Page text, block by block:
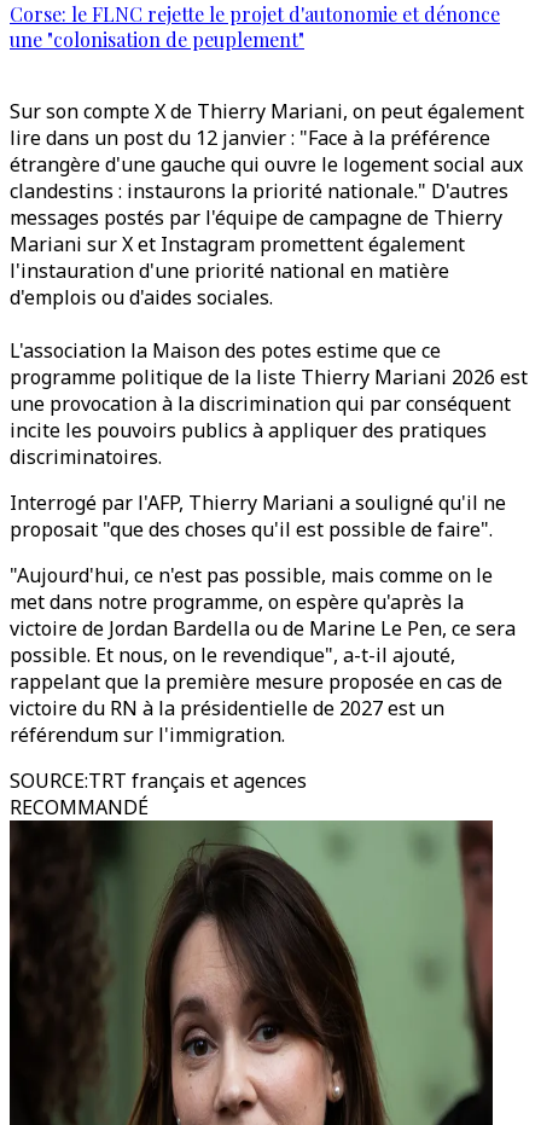
Corse: le FLNC rejette le projet d'autonomie et dénonce
une "colonisation de peuplement"
Sur son compte X de Thierry Mariani, on peut également
lire dans un post du 12 janvier : "Face à la préférence
étrangère d'une gauche qui ouvre le logement social aux
clandestins : instaurons la priorité nationale." D'autres
messages postés par l'équipe de campagne de Thierry
Mariani sur X et Instagram promettent également
l'instauration d'une priorité national en matière
d'emplois ou d'aides sociales.
L'association la Maison des potes estime que ce
programme politique de la liste Thierry Mariani 2026 est
une provocation à la discrimination qui par conséquent
incite les pouvoirs publics à appliquer des pratiques
discriminatoires.
Interrogé par l'AFP, Thierry Mariani a souligné qu'il ne
proposait "que des choses qu'il est possible de faire".
"Aujourd'hui, ce n'est pas possible, mais comme on le
met dans notre programme, on espère qu'après la
victoire de Jordan Bardella ou de Marine Le Pen, ce sera
possible. Et nous, on le revendique", a-t-il ajouté,
rappelant que la première mesure proposée en cas de
victoire du RN à la présidentielle de 2027 est un
référendum sur l'immigration.
SOURCE:TRT français et agences
RECOMMANDÉ